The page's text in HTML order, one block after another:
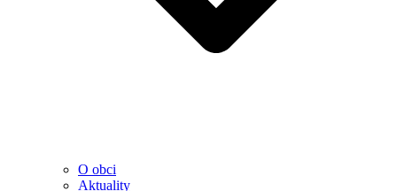
O obci
Aktuality